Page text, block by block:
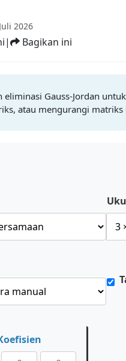
2026
| Bagikan ini
Gauss-Jordan
atau mengurangi matriks